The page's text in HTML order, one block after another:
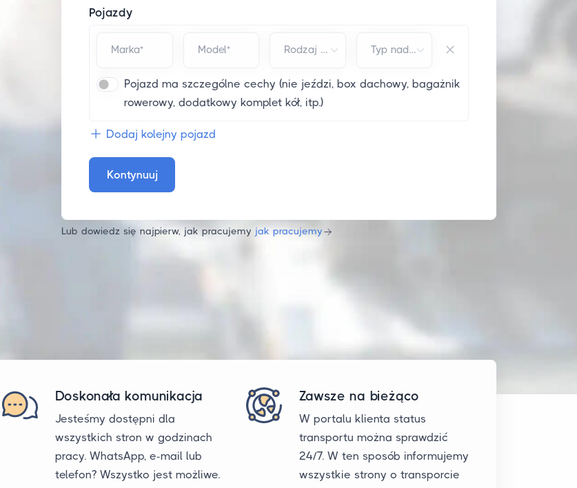
Pojazdy
Marka* Model* Rodzaj paliwa* Typ nadwozia*
Pojazd ma szczególne cechy (nie jeździ, box dachowy, bagażnik
rowerowy, dodatkowy komplet kół, itp.)
Dodaj kolejny pojazd
Kontynuuj
Lub dowiedz się najpierw, jak pracujemy jak pracujemy
Doskonała komunikacja
Jesteśmy dostępni dla
wszystkich stron w godzinach
pracy. WhatsApp, e-mail lub
telefon? Wszystko jest możliwe.
Zawsze na bieżąco
W portalu klienta status
transportu można sprawdzić
24/7. W ten sposób informujemy
wszystkie strony o transporcie